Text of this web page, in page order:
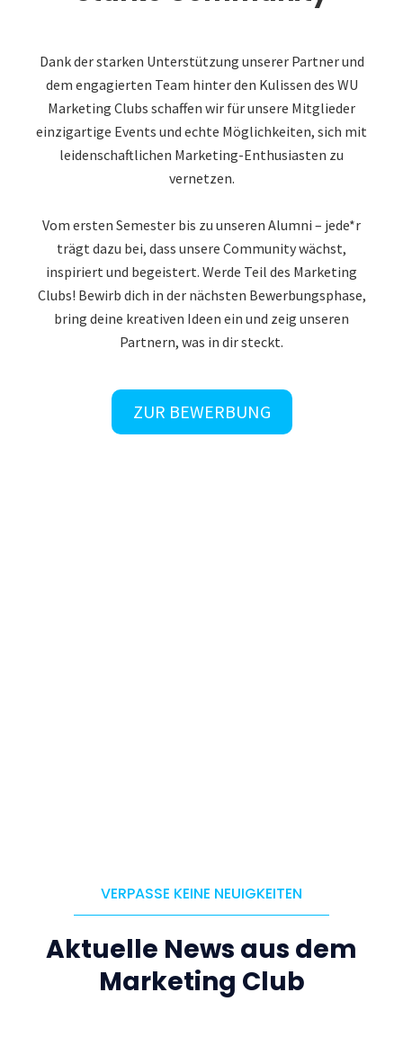
Dank der starken Unterstützung unserer Partner und
dem engagierten Team hinter den Kulissen des WU
Marketing Clubs schaffen wir für unsere Mitglieder
einzigartige Events und echte Möglichkeiten, sich mit
leidenschaftlichen Marketing-Enthusiasten zu
vernetzen.
Vom ersten Semester bis zu unseren Alumni – jede*r
trägt dazu bei, dass unsere Community wächst,
inspiriert und begeistert. Werde Teil des Marketing
Clubs! Bewirb dich in der nächsten Bewerbungsphase,
bring deine kreativen Ideen ein und zeig unseren
Partnern, was in dir steckt.
ZUR BEWERBUNG
VERPASSE KEINE NEUIGKEITEN
Aktuelle News aus dem
Marketing Club